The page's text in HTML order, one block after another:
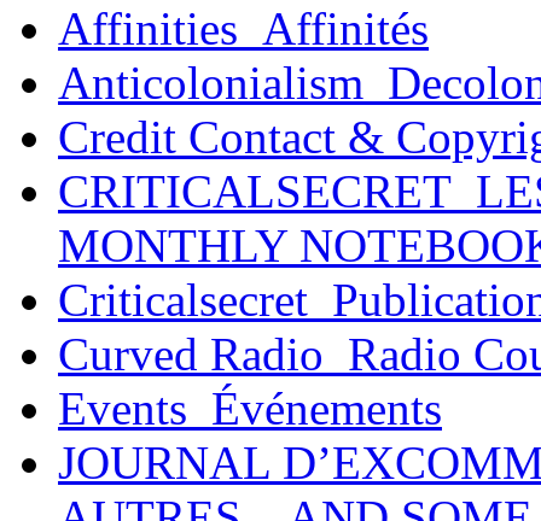
Affinities_Affinités
Credit Contact &
MONTHLY
Curved Radio_Radio
Events_Événements
JOURNAL